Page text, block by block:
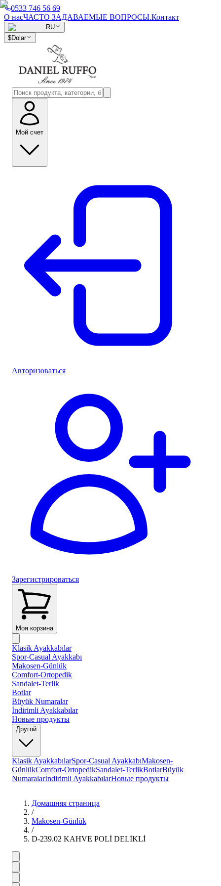
0533 746 56 69
О насЧАСТО ЗАДАВАЕМЫЕ ВОПРОСЫ.Контакт
RU
$Dolar
Мой счет
Авторизоваться
Зарегистрироваться
Моя корзина
Klasik Ayakkabılar
Spor-Casual Ayakkabı
Makosen-Günlük
Comfort-Ortopedik
Sandalet-Terlik
Botlar
Büyük Numaralar
İndirimli Ayakkabılar
Новые продукты
Другой
Klasik AyakkabılarSpor-Casual AyakkabıMakosen-
GünlükComfort-OrtopedikSandalet-TerlikBotlarBüyük
Numaralarİndirimli AyakkabılarНовые продукты
Домашняя страница
/
Makosen-Günlük
/
D-239.02 KAHVE POLİ DELİKLİ